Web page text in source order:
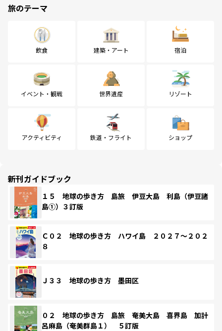
旅のテーマ
飲食 建築・アート 宿泊
イベント・観戦 世界遺産 リゾート
アクティビティ 鉄道・フライト ショップ
新刊ガイドブック
１５ 地球の歩き方 島旅 伊豆大島 利島（伊豆諸
島①）３訂版
Ｃ０２ 地球の歩き方 ハワイ島 ２０２７～２０２
８
Ｊ３３ 地球の歩き方 墨田区
０２ 地球の歩き方 島旅 奄美大島 喜界島 加計
呂麻島（奄美群島１） ５訂版